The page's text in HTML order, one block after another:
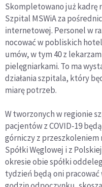
Skompletowano już
Szpital MSWiA za
internetowej. Personel w
nocować w pobliskich
umów, w tym 40 z
pielęgniarkami. To ma
działania szpitala, który
miarę potrzeb.
W tworzonych w regionie
pacjentów z COVID-19
górniczy z
Spółki Węglowej i z
okresie obie spółki
tydzień będą oni